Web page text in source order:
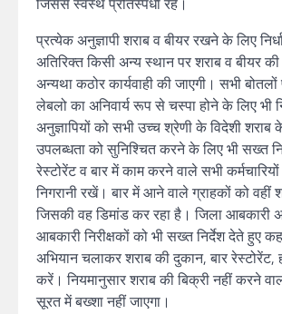
प्रत्येक अनुज्ञापी शराब व बीयर रखने के लिए
अतिरिक्त किसी अन्य स्थान पर शराब व बीयर
अन्यथा कठोर कार्यवाही की जाएगी। सभी
लेबलो का अनिवार्य रूप से चस्पा होने के लिए भी
अनुज्ञापियों को सभी उच्च श्रेणी के विदेशी शराब
उपलब्धता को सुनिश्चित करने के लिए भी सख्त
रेस्टोरेंट व बार में काम करने वाले सभी
निगरानी रखें। बार में आने वाले ग्राहकों को वहीं
जिसकी वह डिमांड कर रहा है। जिला आबकारी
आबकारी निरीक्षकों को भी सख्त निर्देश देते हुए
अभियान चलाकर शराब की दुकान, बार रेस्टोरेंट,
करें। नियमानुसार शराब की बिक्री नहीं करने
सूरत में बख्शा नहीं जाएगा।